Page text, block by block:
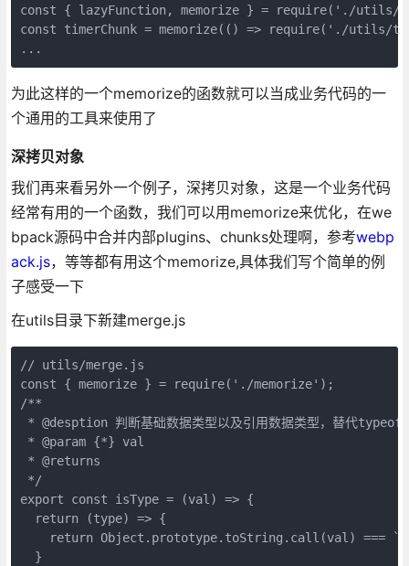
const { lazyFunction, memorize } = require('./utils/
const timerChunk = memorize(() => require('./utils/
为此这样的一个memorize的函数就可以当成业务代码的一
个通用的工具来使用了
深拷贝对象
我们再来看另外一个例子，深拷贝对象，这是一个业务代码
经常有用的一个函数，我们可以用memorize来优化，在we
bpack源码中合并内部plugins、chunks处理啊，参考webp
ack.js，等等都有用这个memorize,具体我们写个简单的例
子感受一下
在utils目录下新建merge.js
// utils/merge.js
const { memorize } = require('./memorize');
/**
* @desption 判断基础数据类型以及引用数据类型，替代typeof
* @param {*} val
* @returns
*/
export const isType = (val) => {
return (type) => {
return Object.prototype.toString.call(val) ===
}